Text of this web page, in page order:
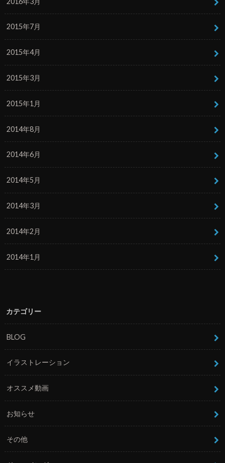
2015年7月
2015年4月
2015年3月
2015年1月
2014年8月
2014年6月
2014年5月
2014年3月
2014年2月
2014年1月
カテゴリー
BLOG
イラストレーション
オススメ動画
お知らせ
その他